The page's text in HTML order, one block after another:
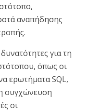
αναπήδησης
για τη
όπως οι
ερωτήματα SQL,
συγχώνευση
οι